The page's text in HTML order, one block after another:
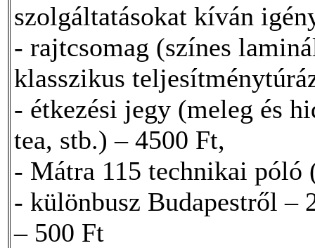
szolgáltatásokat kíván
- rajtcsomag (színes
klasszikus
- étkezési jegy (meleg és
tea, stb.) – 4500 Ft,
- Mátra 115 technikai póló
- különbusz Budapestről –
– 500 Ft